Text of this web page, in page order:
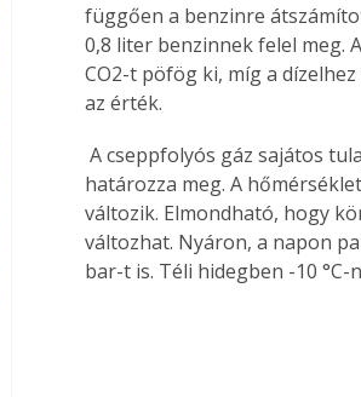
függően a benzinre
0,8 liter benzinnek felel meg.
CO2-t pöfög ki, míg a
az érték.
A cseppfolyós gáz sajátos tulajdonsága, hogy a tartálynyomást elsősorban hőmérséklete
határozza meg. A
változik. Elmondható, hogy
változhat. Nyáron, a napon
bar-t is. Téli hidegben -10